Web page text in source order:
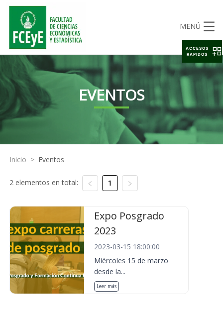
MENÚ
EVENTOS
Inicio > Eventos
2 elementos en total: 1
Expo Posgrado
2023
2023-03-15 18:00:00
Miércoles 15 de marzo
desde la...
Leer más
ACCESOS
RAPIDOS